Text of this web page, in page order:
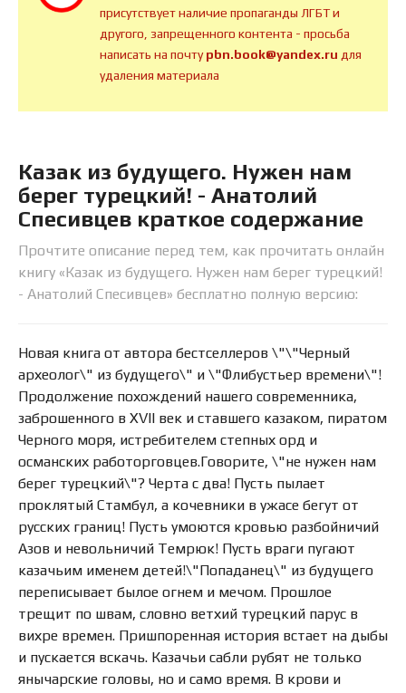
присутствует наличие пропаганды ЛГБТ и
другого, запрещенного контента - просьба
написать на почтуpbn.book@yandex.ru для
удаления материала
Казак из будущего. Нужен нам
берег турецкий! - Анатолий
Спесивцев краткое содержание
Прочтите описание перед тем, как прочитать онлайн
книгу «Казак из будущего. Нужен нам берег турецкий!
- Анатолий Спесивцев» бесплатно полную версию:
Новая книга от автора бестселлеров \"\"Черный
археолог\" из будущего\" и \"Флибустьер времени\"!
Продолжение похождений нашего современника,
заброшенного в XVII век и ставшего казаком, пиратом
Черного моря, истребителем степных орд и
османских работорговцев.Говорите, \"не нужен нам
берег турецкий\"? Черта с два! Пусть пылает
проклятый Стамбул, а кочевники в ужасе бегут от
русских границ! Пусть умоются кровью разбойничий
Азов и невольничий Темрюк! Пусть враги пугают
казачьим именем детей!\"Попаданец\" из будущего
переписывает былое огнем и мечом. Прошлое
трещит по швам, словно ветхий турецкий парус в
вихре времен. Пришпоренная история встает на дыбы
и пускается вскачь. Казачьи сабли рубят не только
янычарские головы, но и само время. В крови и